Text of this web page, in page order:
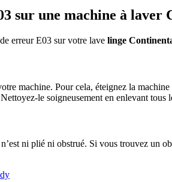
sur une machine à laver
erreur E03 sur votre lave linge
machine. Pour cela, éteignez la
le soigneusement en enlevant
ni plié ni obstrué. Si vous trouvez un